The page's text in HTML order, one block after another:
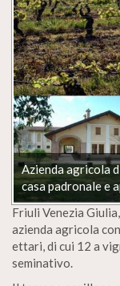
Azienda agricola
casa padronale e
Friuli Venezia
azienda agricola
ettari, di cui 12 a
seminativo.